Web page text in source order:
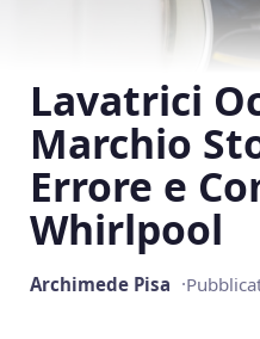
Lavatrici
Marchio
Errore e
Whirlpool
Archimede Pisa